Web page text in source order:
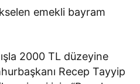
emekli bayram
2000 TL düzeyine
Recep Tayyip